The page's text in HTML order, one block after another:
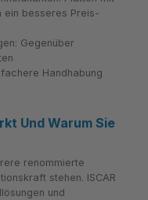
ein besseres Preis-
Gegenüber
Handhabung
Und Warum Sie
renommierte
stehen. ISCAR
und